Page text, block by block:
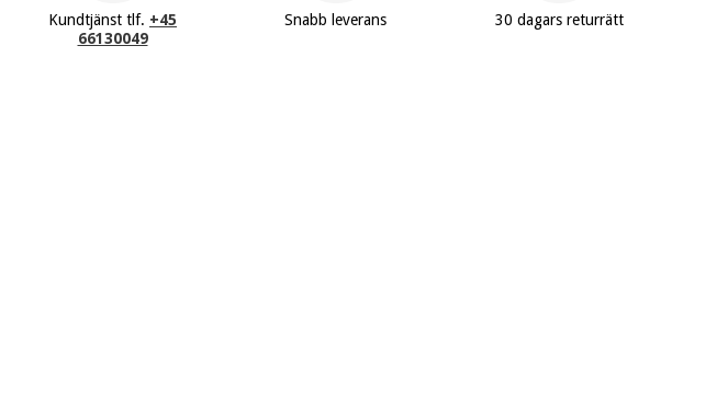
Kundtjänst tlf. +45
66130049
Snabb leverans 30 dagars returrätt